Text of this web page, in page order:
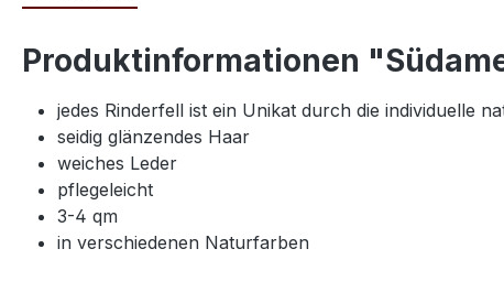
Produktinformationen
jedes Rinderfell ist ein Unikat durch die individuelle
seidig glänzendes Haar
weiches Leder
pflegeleicht
3-4 qm
in verschiedenen Naturfarben